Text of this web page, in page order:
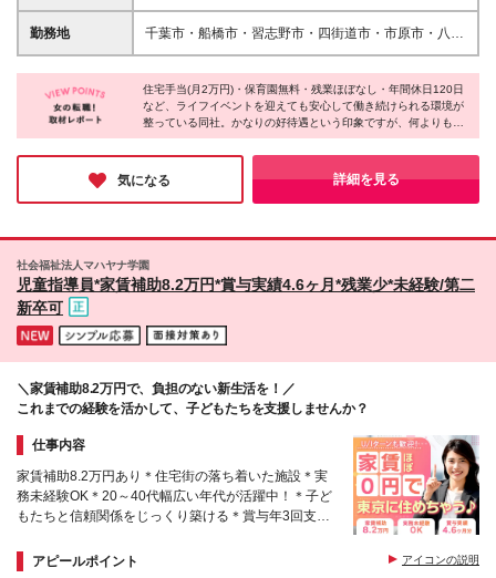
に取り組むことが好きな方 ・子供が好きで、成長を
サポートしたい方 ・身体を動かすことが好きな方 ・
31万円＋諸手当 ※上記は、固定残業時間（30時間分
／5万円～）含む ※固定残業代は残業がない場合も支
員×時短勤務／実働6hの場合 月給18万2000円～20万
9,500円＋諸手当 ※上記は、固定残業時間（10時間分
／1.7万円～）含む ※固定残業代は残業がない場合も
管理責任者採用の場合 月給35万円～50万＋諸手当 ※
上記は、固定残業時間（30時間分／6.4万円～）含む
※固定残業代は残業がない場合も支給し、超過分は別
月給35.7万円～45万円＋諸手当 ※上記は、固定残業
時間（45時間分／9万円～）含む ※固定残業代は残業
用期間:月給341,000円～(固定残業45時間分・8.6万円
～) 【他手当】 ■住宅手当(月2万円) ■交通費支給（上
／月） ■職能手当（2万7000円～8万2000円／月）
勤務地
千葉市・船橋市・習志野市・四街道市・市原市・八千
代市・鎌ケ谷市・佐倉市・松戸市の各教室 ＊転居を
伴う転勤なし！ ＊勤務地はご希望を考慮します♪ ＊
U・Iターンも歓迎♪ ＊マイカー通勤OK！駐車場を完備
【配属先】 ■千葉市中央区 └千葉中央、浜野、蘇我、
新千葉、都町、西千葉 ■千葉市若葉区 └小倉台、都
賀、千城台 ■千葉市稲毛区 └長沼原、小仲台 ■千葉市
花見川区 └花見川、新検見川、幕張 ■千葉市美浜区 └
■鎌ケ谷市 └富岡 ■佐倉市 └栄町、上志津 ■松戸市 └
新松戸 ＜2026年9月新規OPEN施設＞ ※オープニ
新松戸3-40 ・志津教室 └千葉県佐倉市上志津1673-
稲毛駅前教室 └千葉県千葉市稲毛区小仲台6-16-6
(変更の範囲)上記を除く当社関連勤務地
住宅手当(月2万円)・保育園無料・残業ほぼなし・年間休日120日
など、ライフイベントを迎えても安心して働き続けられる環境が
整っている同社。かなりの好待遇という印象ですが、何よりも
『社員の働きやすさ』を大切にする同社の中では「こういった待
遇はもはや普通のこと」なんだとか！そんな環境のせいか、事務
所内はとても明るく、インタビューに応じてくださった社員の皆
さんも朗らかな方ばかりでした♪
気になる 詳細を見る
社会福祉法人マハヤナ学園
児童指導員*家賃補助8.2万円*賞与実績4.6ヶ月*残業少*未経験/第二
新卒可
＼家賃補助8.2万円で、負担のない新生活を！／
これまでの経験を活かして、子どもたちを支援しませんか？
仕事内容
家賃補助8.2万円あり＊住宅街の落ち着いた施設＊実
務未経験OK＊20～40代幅広い年代が活躍中！＊子ど
もたちと信頼関係をじっくり築ける＊賞与年3回支給
がサポート）
アピールポイント アイコンの説明